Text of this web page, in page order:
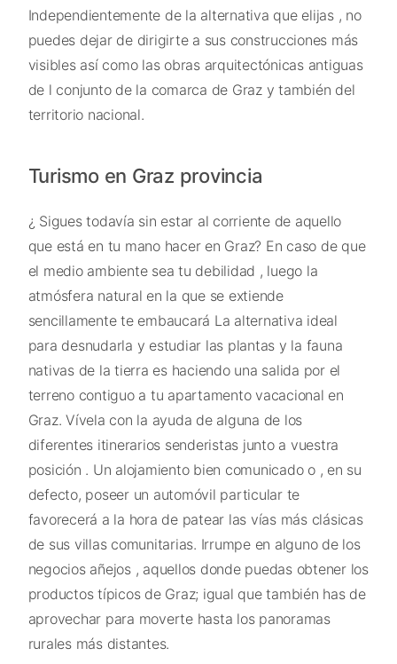
Independientemente de la alternativa que elijas , no
puedes dejar de dirigirte a sus construcciones más
visibles así como las obras arquitectónicas antiguas
de l conjunto de la comarca de Graz y también del
territorio nacional.
Turismo en Graz provincia
¿ Sigues todavía sin estar al corriente de aquello
que está en tu mano hacer en Graz? En caso de que
el medio ambiente sea tu debilidad , luego la
atmósfera natural en la que se extiende
sencillamente te embaucará La alternativa ideal
para desnudarla y estudiar las plantas y la fauna
nativas de la tierra es haciendo una salida por el
terreno contiguo a tu apartamento vacacional en
Graz. Vívela con la ayuda de alguna de los
diferentes itinerarios senderistas junto a vuestra
posición . Un alojamiento bien comunicado o , en su
defecto, poseer un automóvil particular te
favorecerá a la hora de patear las vías más clásicas
de sus villas comunitarias. Irrumpe en alguno de los
negocios añejos , aquellos donde puedas obtener los
productos típicos de Graz; igual que también has de
aprovechar para moverte hasta los panoramas
rurales más distantes.